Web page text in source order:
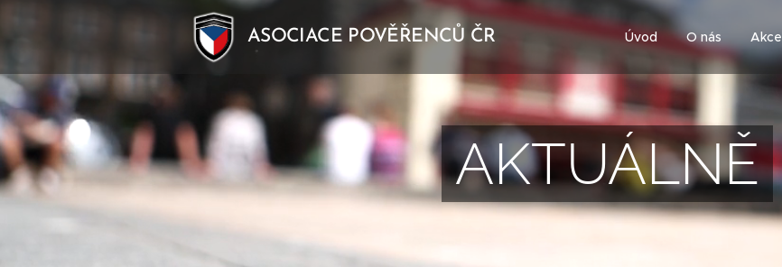
ASOCIACE POVĚŘENCŮ ČR Úvod O nás Akce
AKTUÁLNĚ